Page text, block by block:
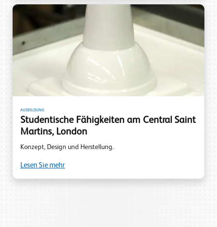
AUSBILDUNG
Studentische Fähigkeiten am Central Saint
Martins, London
Konzept, Design und Herstellung.
Lesen Sie mehr